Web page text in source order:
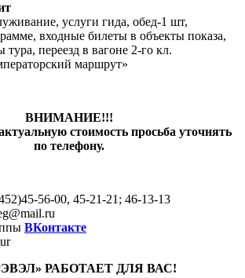
услуги гида, обед-1 шт,
входные билеты в объекты показа,
переезд в вагоне 2-го кл.
маршрут»
ВНИМАНИЕ!!!
стоимость просьба уточнять
по телефону.
56-00, 45-21-21; 46-13-13
ВКонтакте
РАБОТАЕТ ДЛЯ ВАС!